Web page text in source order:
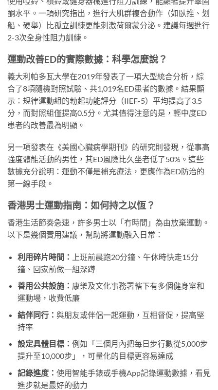
酮水平。一項研究指出，進行大肌群複合動作（如臥推、划
船、硬舉）比孤立訓練更能刺激荷爾蒙分泌。建議每週進行
2-3次全身性阻力訓練。
運動改善ED的實際數據：科學怎麼說？
義大利帕多瓦大學在2019年發表了一項大型統合分析，綜
合了8項隨機對照試驗、共1,019名ED患者的數據。結果顯
示：規律運動組的勃起功能評分（IIEF-5）平均提高了3.5
分，而對照組僅提高0.5分。尤其值得注意的是，輕中度ED
患者的改善最為明顯。
另一項發表在《美國心臟病學期刊》的研究則發現，從事高
強度體能活動的男性，其ED風險比久坐者低了50%。這些
數據充分說明：運動不僅是補充療法，更應作為ED防治的
第一線手段。
香港男士運動指南：如何持之以恆？
香港生活節奏急速，許多男士以「冇時間」為由放棄運動。
以下是幾個實用建議，幫助將運動融入日常：
利用碎片時間：
上班前晨跑20分鐘、午休時快走15分
鐘、回家前做一組深蹲
善用公共設施： 康樂及文化事務署轄下有多個健身室和
運動場，收費低廉
結伴同行： 與朋友或伴侶一起運動，互相督促，提高堅
持率
設定具體目標： 例如「三個月內把每日步行數從5,000步
提升至10,000步」，可量化的目標更容易達成
記錄進度： 使用智能手錶或手機App記錄運動數據，看見
進步就是最好的動力